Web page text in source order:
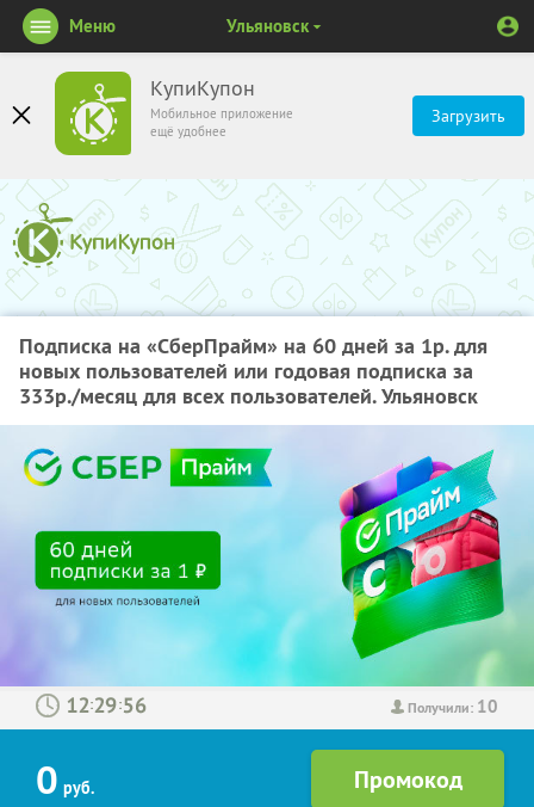
КупиКупон
Мобильное приложение
ещё удобнее
Загрузить
Меню Ульяновск
Подписка на «СберПрайм» на 60 дней за 1р. для
новых пользователей или годовая подписка за
333р./месяц для всех пользователей. Ульяновск
Получили: 10
: :
0 руб.